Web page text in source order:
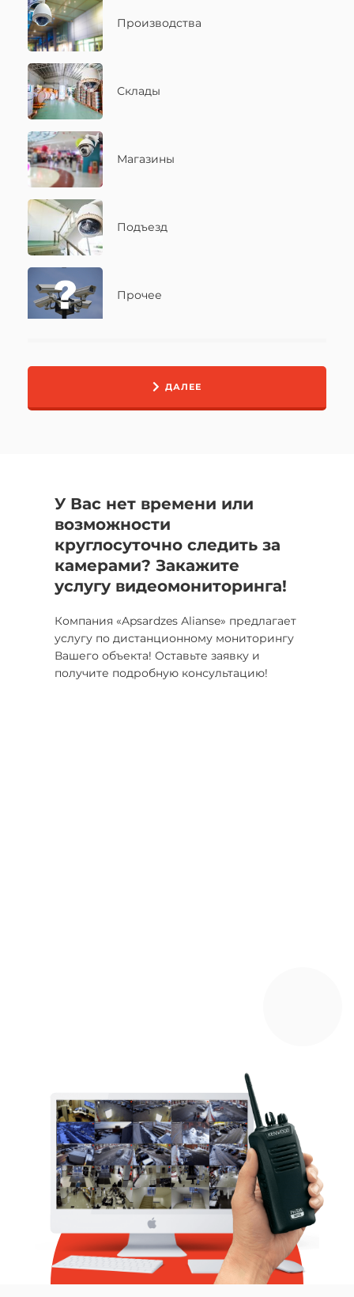
Производства
Склады
Магазины
Подъезд
Прочее
ДАЛЕЕ
НАЗАД
НАЗАД
У Вас нет времени или
возможности
круглосуточно следить за
камерами? Закажите
услугу видеомониторинга!
Компания «Apsаrdzes Аliаnse» предлагает
услугу по дистанционному мониторингу
Вашего объекта! Оставьте заявку и
получите подробную консультацию!